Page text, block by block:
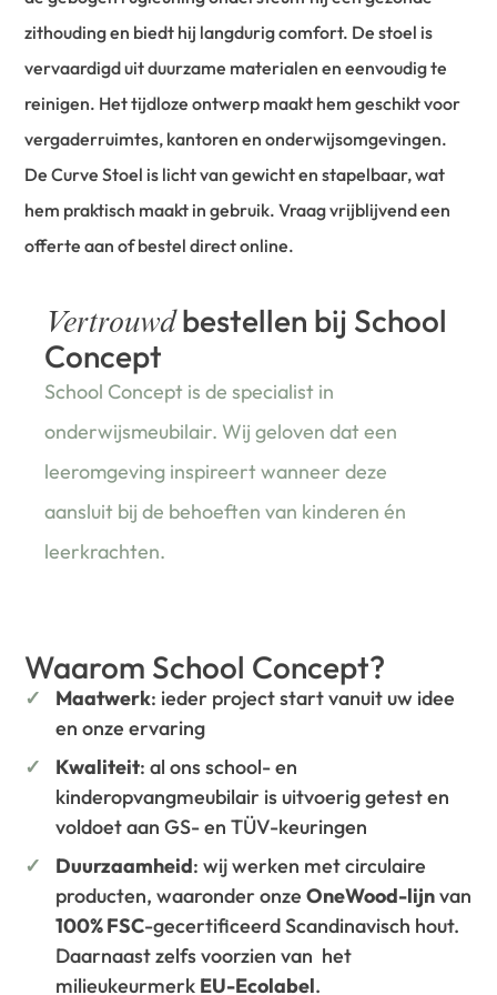
zithouding en biedt hij langdurig comfort. De stoel is
vervaardigd uit duurzame materialen en eenvoudig te
reinigen. Het tijdloze ontwerp maakt hem geschikt voor
vergaderruimtes, kantoren en onderwijsomgevingen.
De Curve Stoel is licht van gewicht en stapelbaar, wat
hem praktisch maakt in gebruik. Vraag vrijblijvend een
offerte aan of bestel direct online.
Vertrouwdbestellen bij School
Concept
School Concept is de specialist in
onderwijsmeubilair. Wij geloven dat een
leeromgeving inspireert wanneer deze
aansluit bij de behoeften van kinderen én
leerkrachten.
Waarom School Concept?
Maatwerk: ieder project start vanuit uw idee
en onze ervaring
Kwaliteit: al ons school- en
kinderopvangmeubilair is uitvoerig getest en
voldoet aan GS- en TÜV-keuringen
Duurzaamheid: wij werken met circulaire
producten, waaronder onzeOneWood-lijnvan
100% FSC-gecertificeerd Scandinavisch hout.
Daarnaast zelfs voorzien van het
milieukeurmerk EU-Ecolabel.